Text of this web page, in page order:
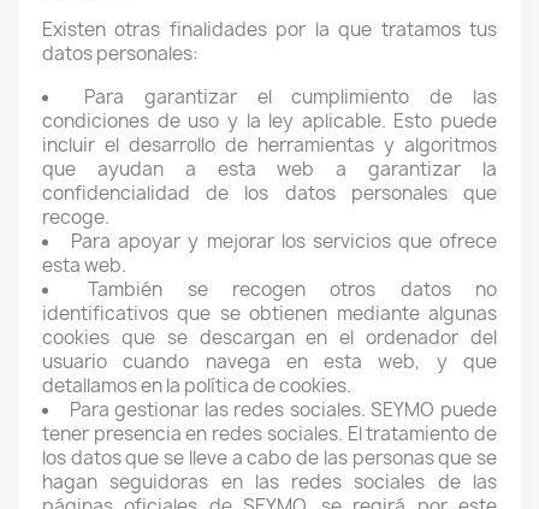
Existen otras finalidades por la que tratamos tus
datos personales:
Para garantizar el cumplimiento de las
condiciones de uso y la ley aplicable. Esto puede
incluir el desarrollo de herramientas y algoritmos
que ayudan a esta web a garantizar la
confidencialidad de los datos personales que
recoge.
Para apoyar y mejorar los servicios que ofrece
esta web.
También se recogen otros datos no
identificativos que se obtienen mediante algunas
cookies que se descargan en el ordenador del
usuario cuando navega en esta web, y que
detallamos en la política de cookies.
Para gestionar las redes sociales. SEYMO puede
tener presencia en redes sociales. El tratamiento de
los datos que se lleve a cabo de las personas que se
hagan seguidoras en las redes sociales de las